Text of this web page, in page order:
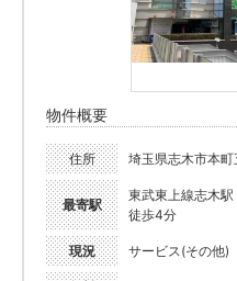
物件概要
住所 埼玉県志木市本
最寄駅
東武東上線志木駅
徒歩4分
現況 サービス(その他)